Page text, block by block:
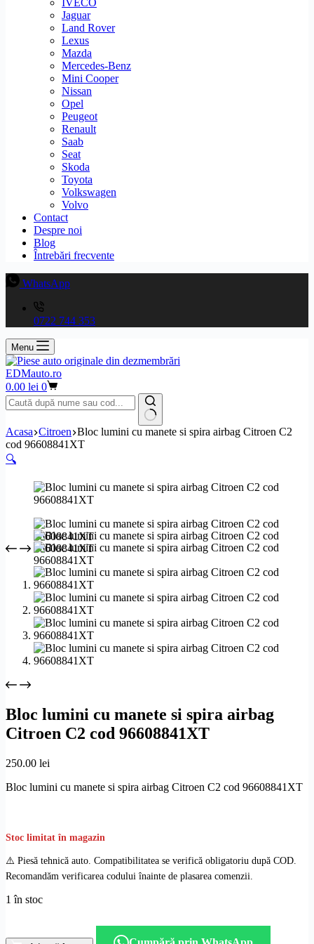
IVECO
Jaguar
Land Rover
Lexus
Mazda
Mercedes-Benz
Mini Cooper
Nissan
Opel
Peugeot
Renault
Saab
Seat
Skoda
Toyota
Volkswagen
Volvo
Contact
Despre noi
Blog
Întrebări frecvente
WhatsApp
0722 744 353
Menu
EDMauto.ro
Coș
de
cumpărături
0.00 lei 0
Niciun
rezultat
Acasa Citroen Bloc lumini cu manete si spira airbag Citroen C2
cod 96608841XT
🔍
Bloc lumini cu manete si spira airbag
Citroen C2 cod 96608841XT
250.00 lei
Bloc lumini cu manete si spira airbag Citroen C2 cod 96608841XT
Stoc limitat în magazin
⚠️ Piesă tehnică auto. Compatibilitatea se verifică obligatoriu după COD.
Recomandăm verificarea codului înainte de plasarea comenzii.
1 în stoc
Bloc